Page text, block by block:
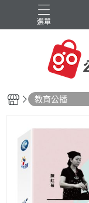
選單
教育公播